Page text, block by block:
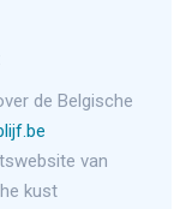
de Belgische
van
kust